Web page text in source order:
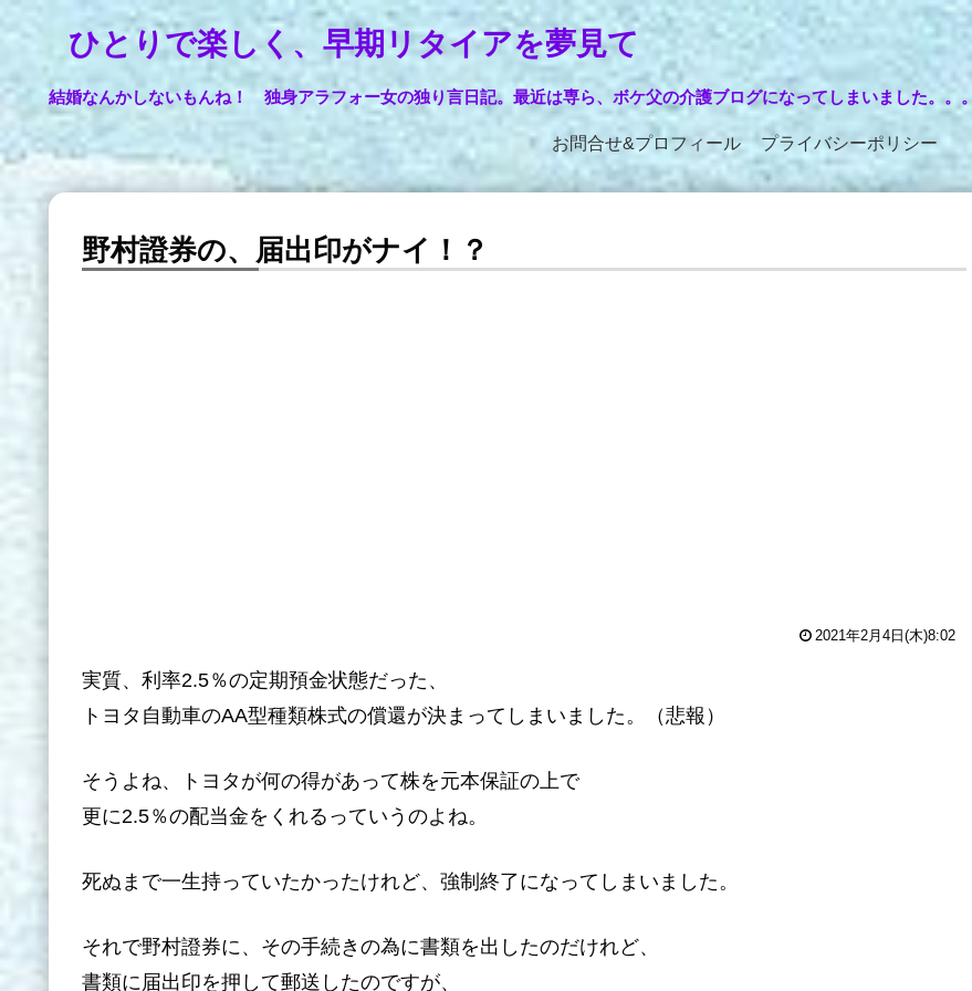
ひとりで楽しく、早期リタイアを夢見て
結婚なんかしないもんね！ 独身アラフォー女の独り言日記。最近は専ら、ボケ父の介護ブログになってしまいました。。。
お問合せ&プロフィールプライバシーポリシー
野村證券の、届出印がナイ！？
2021年2月4日(木)8:02
実質、利率2.5％の定期預金状態だった、
トヨタ自動車のAA型種類株式の償還が決まってしまいました。（悲報）
そうよね、トヨタが何の得があって株を元本保証の上で
更に2.5％の配当金をくれるっていうのよね。
死ぬまで一生持っていたかったけれど、強制終了になってしまいました。
それで野村證券に、その手続きの為に書類を出したのだけれど、
書類に届出印を押して郵送したのですが、